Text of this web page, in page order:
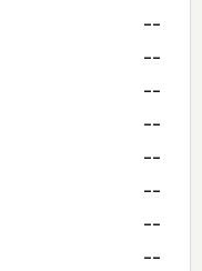
--
--
--
--
--
--
--
--